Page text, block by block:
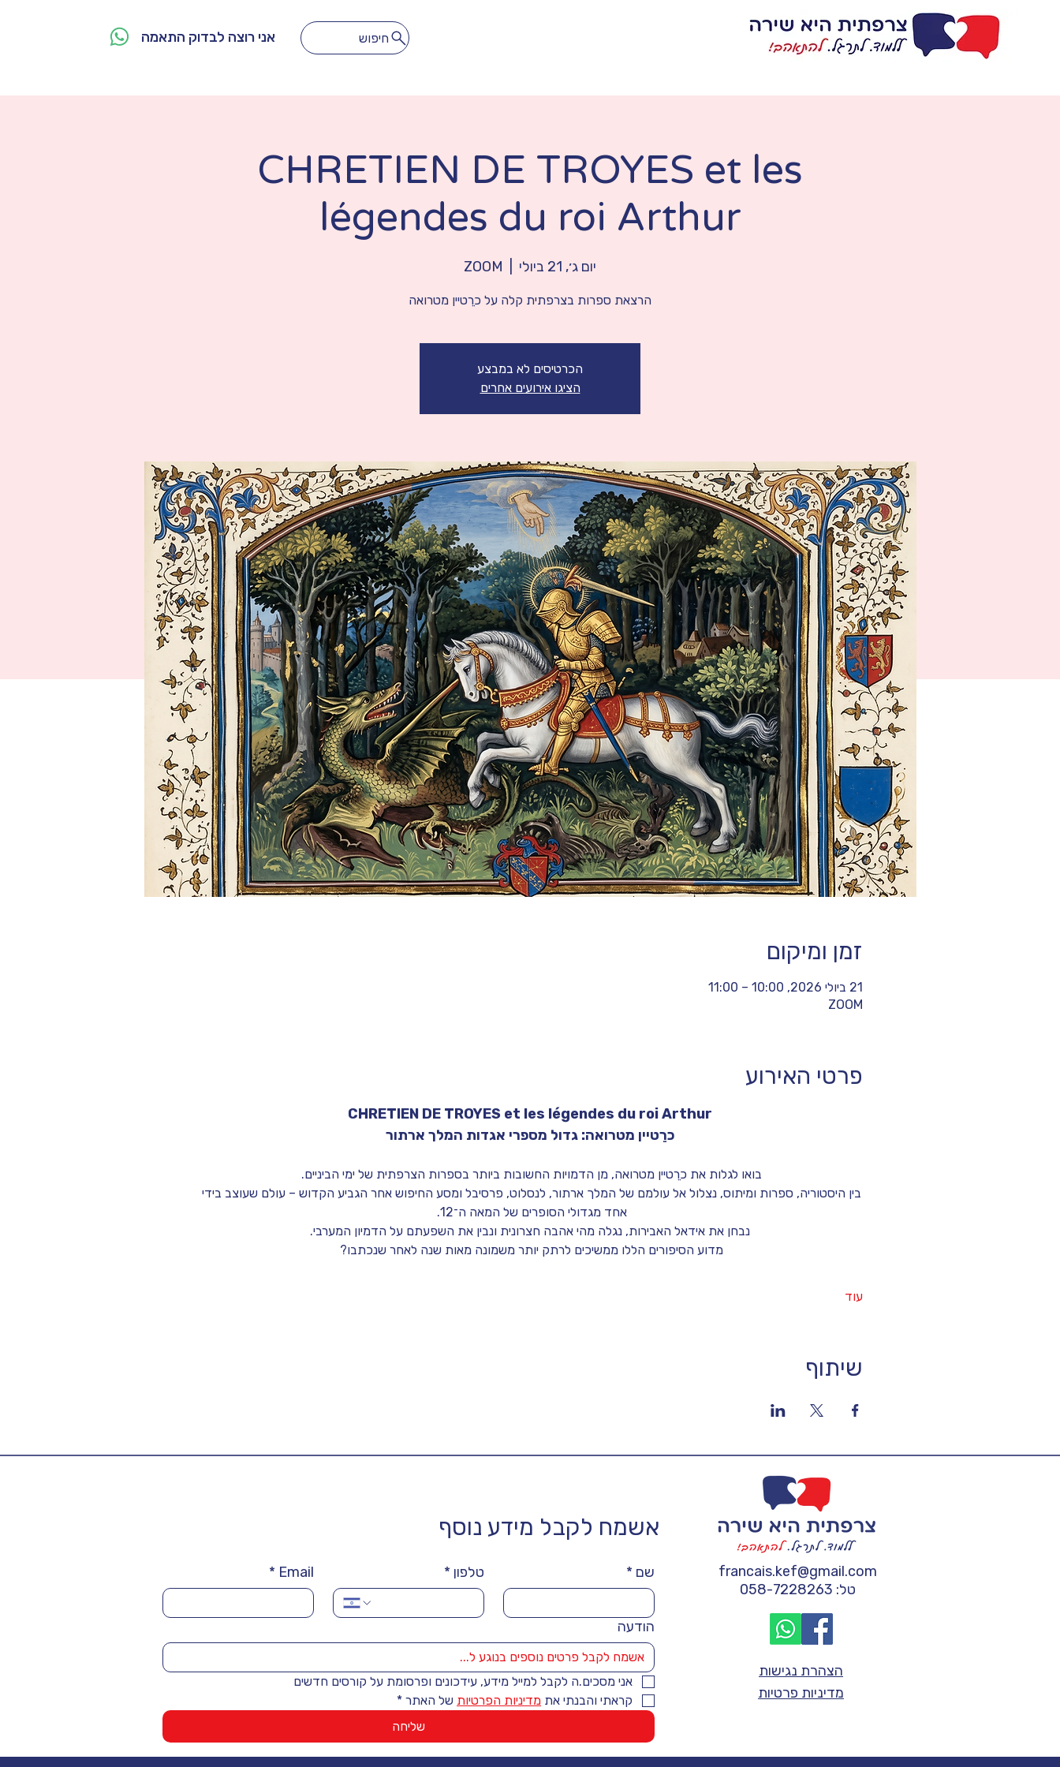
חיפוש אני רוצה לבדוק התאמה
CHRETIEN DE TROYES et les
légendes du roi Arthur
יום ג׳, 21 ביולי ZOOM
הרצאת ספרות בצרפתית קלה על כרֵטיין מטרואה
הכרטיסים לא במבצע
הציגו אירועים אחרים
זמן ומיקום
21 ביולי 2026, 10:00 – 11:00
ZOOM
פרטי האירוע
CHRETIEN DE TROYES et les légendes du roi Arthur
כרֵטיין מטרואה: גדול מספרי אגדות המלך ארתור
בואו לגלות את כרֵטיין מטרואה, מן הדמויות החשובות ביותר בספרות הצרפתית של ימי הביניים.
בין היסטוריה, ספרות ומיתוס, נצלול אל עולמם של המלך ארתור, לנסלוט, פרסיבל ומסע החיפוש אחר הגביע הקדוש – עולם שעוצב בידי
אחד מגדולי הסופרים של המאה ה־12.
נבחן את אידאל האבירות, נגלה מהי אהבה חצרונית ונבין את השפעתם על הדמיון המערבי.
מדוע הסיפורים הללו ממשיכים לרתק יותר משמונה מאות שנה לאחר שנכתבו?
עוד
שיתוף
francais.kef@gmail.com
טל: 058-7228263
הצהרת נגישות
מדיניות פרטיות
שם * טלפון *
Email
*
הודעה
אני מסכים.ה לקבל למייל מידע, עידכונים ופרסומת על קורסים חדשים
קראתי והבנתי את מדיניות הפרטיות של האתר *
שליחה
אשמח לקבל מידע נוסף